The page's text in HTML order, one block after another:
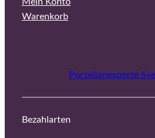
Mein Konto
Warenkorb
Porzellanexperte
Bezahlarten